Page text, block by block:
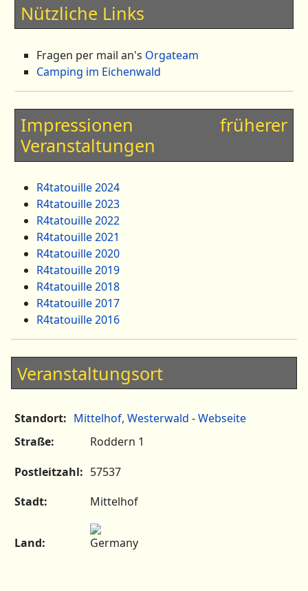
Nützliche Links
Fragen per mail an's Orgateam
Camping im Eichenwald
Impressionen früherer
Veranstaltungen
R4tatouille 2024
R4tatouille 2023
R4tatouille 2022
R4tatouille 2021
R4tatouille 2020
R4tatouille 2019
R4tatouille 2018
R4tatouille 2017
R4tatouille 2016
Veranstaltungsort
Standort: Mittelhof, Westerwald -Webseite
Straße:
Roddern 1
Postleitzahl: 57537
Stadt:
Mittelhof
Land: